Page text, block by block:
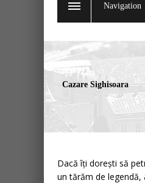
Navigation
Cazare Sighisoara
Dacă îți dorești să
un tărăm de legendă,